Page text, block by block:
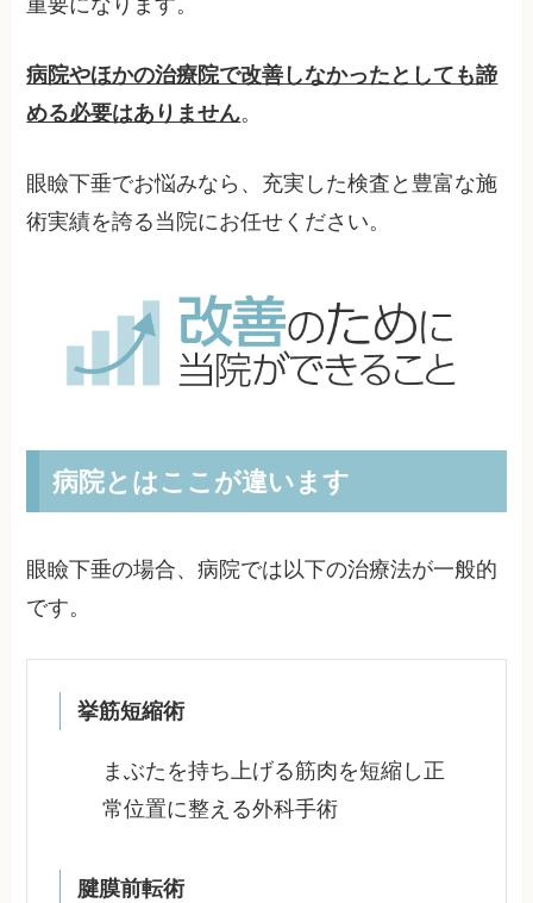
病院やほかの治療院で改善しなかったとしても諦
める必要はありません。
眼瞼下垂でお悩みなら、充実した検査と豊富な施
術実績を誇る当院にお任せください。
病院とはここが違います
眼瞼下垂の場合、病院では以下の治療法が一般的
です。
挙筋短縮術
まぶたを持ち上げる筋肉を短縮し正
常位置に整える外科手術
腱膜前転術